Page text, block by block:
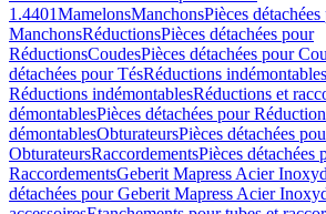
1.4401MamelonsManchonsPièces
ManchonsRéductionsPièces détachées pour
RéductionsCoudesPièces détachées pour
détachées pour TésRéductions indémontables
Réductions indémontablesRéductions et
démontablesPièces détachées pour
démontablesObturateursPièces détachées
ObturateursRaccordementsPièces détachées
RaccordementsGeberit Mapress Acier
détachées pour Geberit Mapress Acier